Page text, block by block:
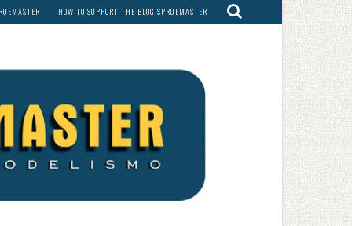
HOW TO SUPPORT THE BLOG SPRUEMASTER